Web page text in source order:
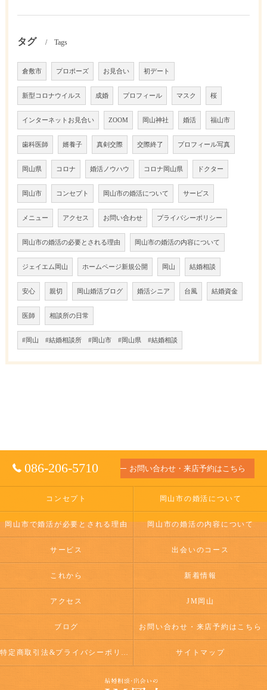
タグ Tags
倉敷市 プロポーズ お見合い 初デート
新型コロナウイルス 成婚 プロフィール マスク 桜
インターネットお見合い ZOOM 岡山神社 婚活 福山市
歯科医師 婿養子 真剣交際 交際終了 プロフィール写真
岡山県 コロナ 婚活ノウハウ コロナ岡山県 ドクター
岡山市 コンセプト 岡山市の婚活について サービス
メニュー アクセス お問い合わせ プライバシーポリシー
岡山市の婚活の必要とされる理由 岡山市の婚活の内容について
ジェイエム岡山 ホームページ新規公開 岡山 結婚相談
安心 親切 岡山婚活ブログ 婚活シニア 台風 結婚資金
医師 相談所の日常
#岡山 #結婚相談所 #岡山市 #岡山県 #結婚相談
086-206-5710 お問い合わせ・来店予約はこちら
コンセプト 岡山市の婚活について
岡山市で婚活が必要とされる理由 岡山市の婚活の内容について
サービス 出会いのコース
これから 新着情報
アクセス JM岡山
ブログ お問い合わせ・来店予約はこちら
特定商取引法&プライバシーポリシー サイトマップ